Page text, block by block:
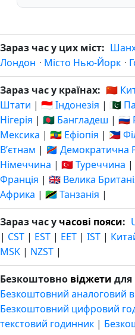
Зараз час у цих міст:
Лондон · Місто Нью-Йорк ·
Зараз час у країнах: 🇨🇳
Штати | 🇮🇩 Індонезія | 🇵🇰
Нігерія | 🇧🇩 Бангладеш | 🇷🇺
Мексика | 🇪🇹 Ефіопія | 🇵🇭
Вʼєтнам | 🇨🇩 Демократична
Німеччина | 🇹🇷 Туреччина |
Франція | 🇬🇧 Велика
Африка | 🇹🇿 Танзанія |
Зараз час у часові пояси:
| CST | EST | EET | IST |
MSK | NZST |
Безкоштовно віджети для
Безкоштовний аналоговий
Безкоштовний цифровий
текстовий годинник |